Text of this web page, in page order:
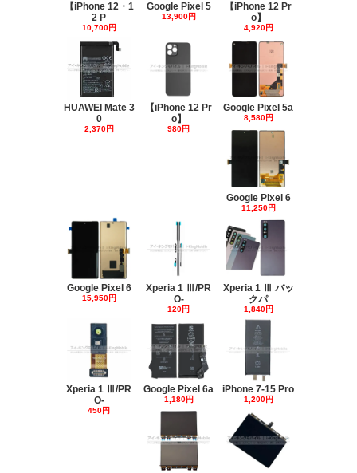
【iPhone 12・1
2 P
10,700円
Google Pixel 5
13,900円
【iPhone 12 Pr
o】
4,920円
HUAWEI Mate 3
0
2,370円
【iPhone 12 Pr
o】
980円
Google Pixel 5a
8,580円
Google Pixel 6
11,250円
Google Pixel 6
15,950円
Xperia 1 Ⅲ/PR
O-
120円
Xperia 1 Ⅲ バッ
クパ
1,840円
Xperia 1 Ⅲ/PR
O-
450円
Google Pixel 6a
1,180円
iPhone 7-15 Pro
1,200円